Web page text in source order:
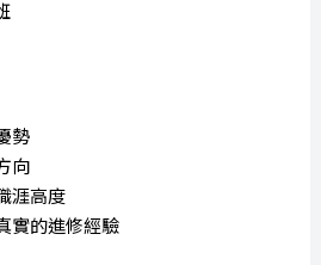
勢
向
涯高度
實的進修經驗